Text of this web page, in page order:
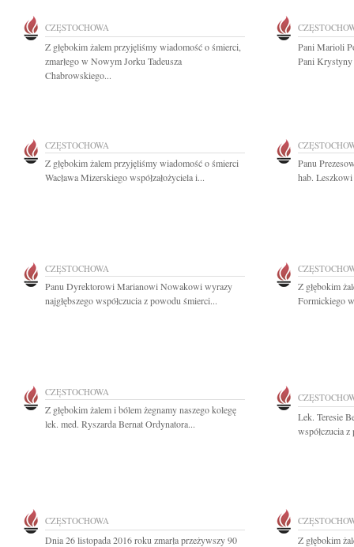
CZĘSTOCHOWA
Z głębokim żalem przyjęliśmy wiadomość o śmierci,
zmarłego w Nowym Jorku Tadeusza
Chabrowskiego...
Pani Marioli
Pani Krystyny
CZĘSTOCHOWA
Z głębokim żalem przyjęliśmy wiadomość o śmierci
Wacława Mizerskiego współzałożyciela i...
Panu
hab. Leszkowi
CZĘSTOCHOWA
Panu Dyrektorowi Marianowi Nowakowi wyrazy
najgłębszego współczucia z powodu śmierci...
Z głębokim
Formickiego
CZĘSTOCHOWA
Z głębokim żalem i bólem żegnamy naszego kolegę
lek. med. Ryszarda Bernat Ordynatora...
Lek. Teresie
współczucia
CZĘSTOCHOWA
Dnia 26 listopada 2016 roku zmarła przeżywszy 90
Z głębokim